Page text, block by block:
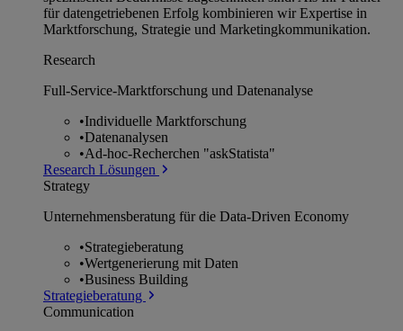
für datengetriebenen Erfolg kombinieren wir Expertise in
Marktforschung, Strategie und Marketingkommunikation.
Research
Full-Service-Marktforschung und Datenanalyse
•Individuelle Marktforschung
•Datenanalysen
•Ad-hoc-Recherchen "askStatista"
Research Lösungen
Strategy
Unternehmens­beratung für die Data-Driven Economy
•Strategieberatung
•Wertgenerierung mit Daten
•Business Building
Strategieberatung
Communication